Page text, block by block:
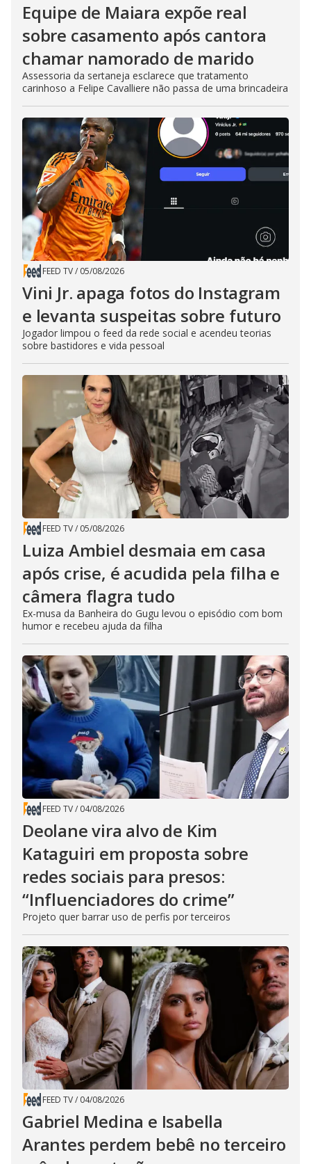
Equipe de Maiara expõe real
sobre casamento após cantora
chamar namorado de marido
Assessoria da sertaneja esclarece que tratamento
carinhoso a Felipe Cavalliere não passa de uma brincadeira
FEED TV/ 05/08/2026
Vini Jr. apaga fotos do Instagram
e levanta suspeitas sobre futuro
Jogador limpou o feed da rede social e acendeu teorias
sobre bastidores e vida pessoal
FEED TV/ 05/08/2026
Luiza Ambiel desmaia em casa
após crise, é acudida pela filha e
câmera flagra tudo
Ex-musa da Banheira do Gugu levou o episódio com bom
humor e recebeu ajuda da filha
FEED TV/ 04/08/2026
Deolane vira alvo de Kim
Kataguiri em proposta sobre
redes sociais para presos:
“Influenciadores do crime”
Projeto quer barrar uso de perfis por terceiros
FEED TV/ 04/08/2026
Gabriel Medina e Isabella
Arantes perdem bebê no terceiro